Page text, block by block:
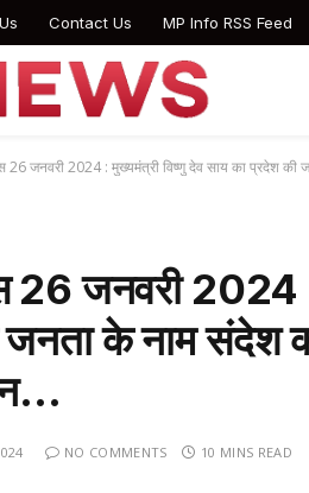
Contact Us MP Info RSS Feed
26 जनवरी 2024 : मुख्यमंत्री विष्णु देव साय का प्रदेश
26 जनवरी 2024 :
जनता के नाम संदेश
NO COMMENTS 10 MINS READ